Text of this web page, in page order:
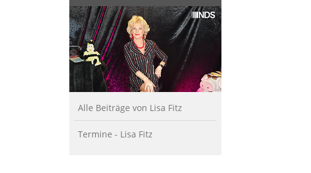
Alle Beiträge von Lisa Fitz
Termine - Lisa Fitz